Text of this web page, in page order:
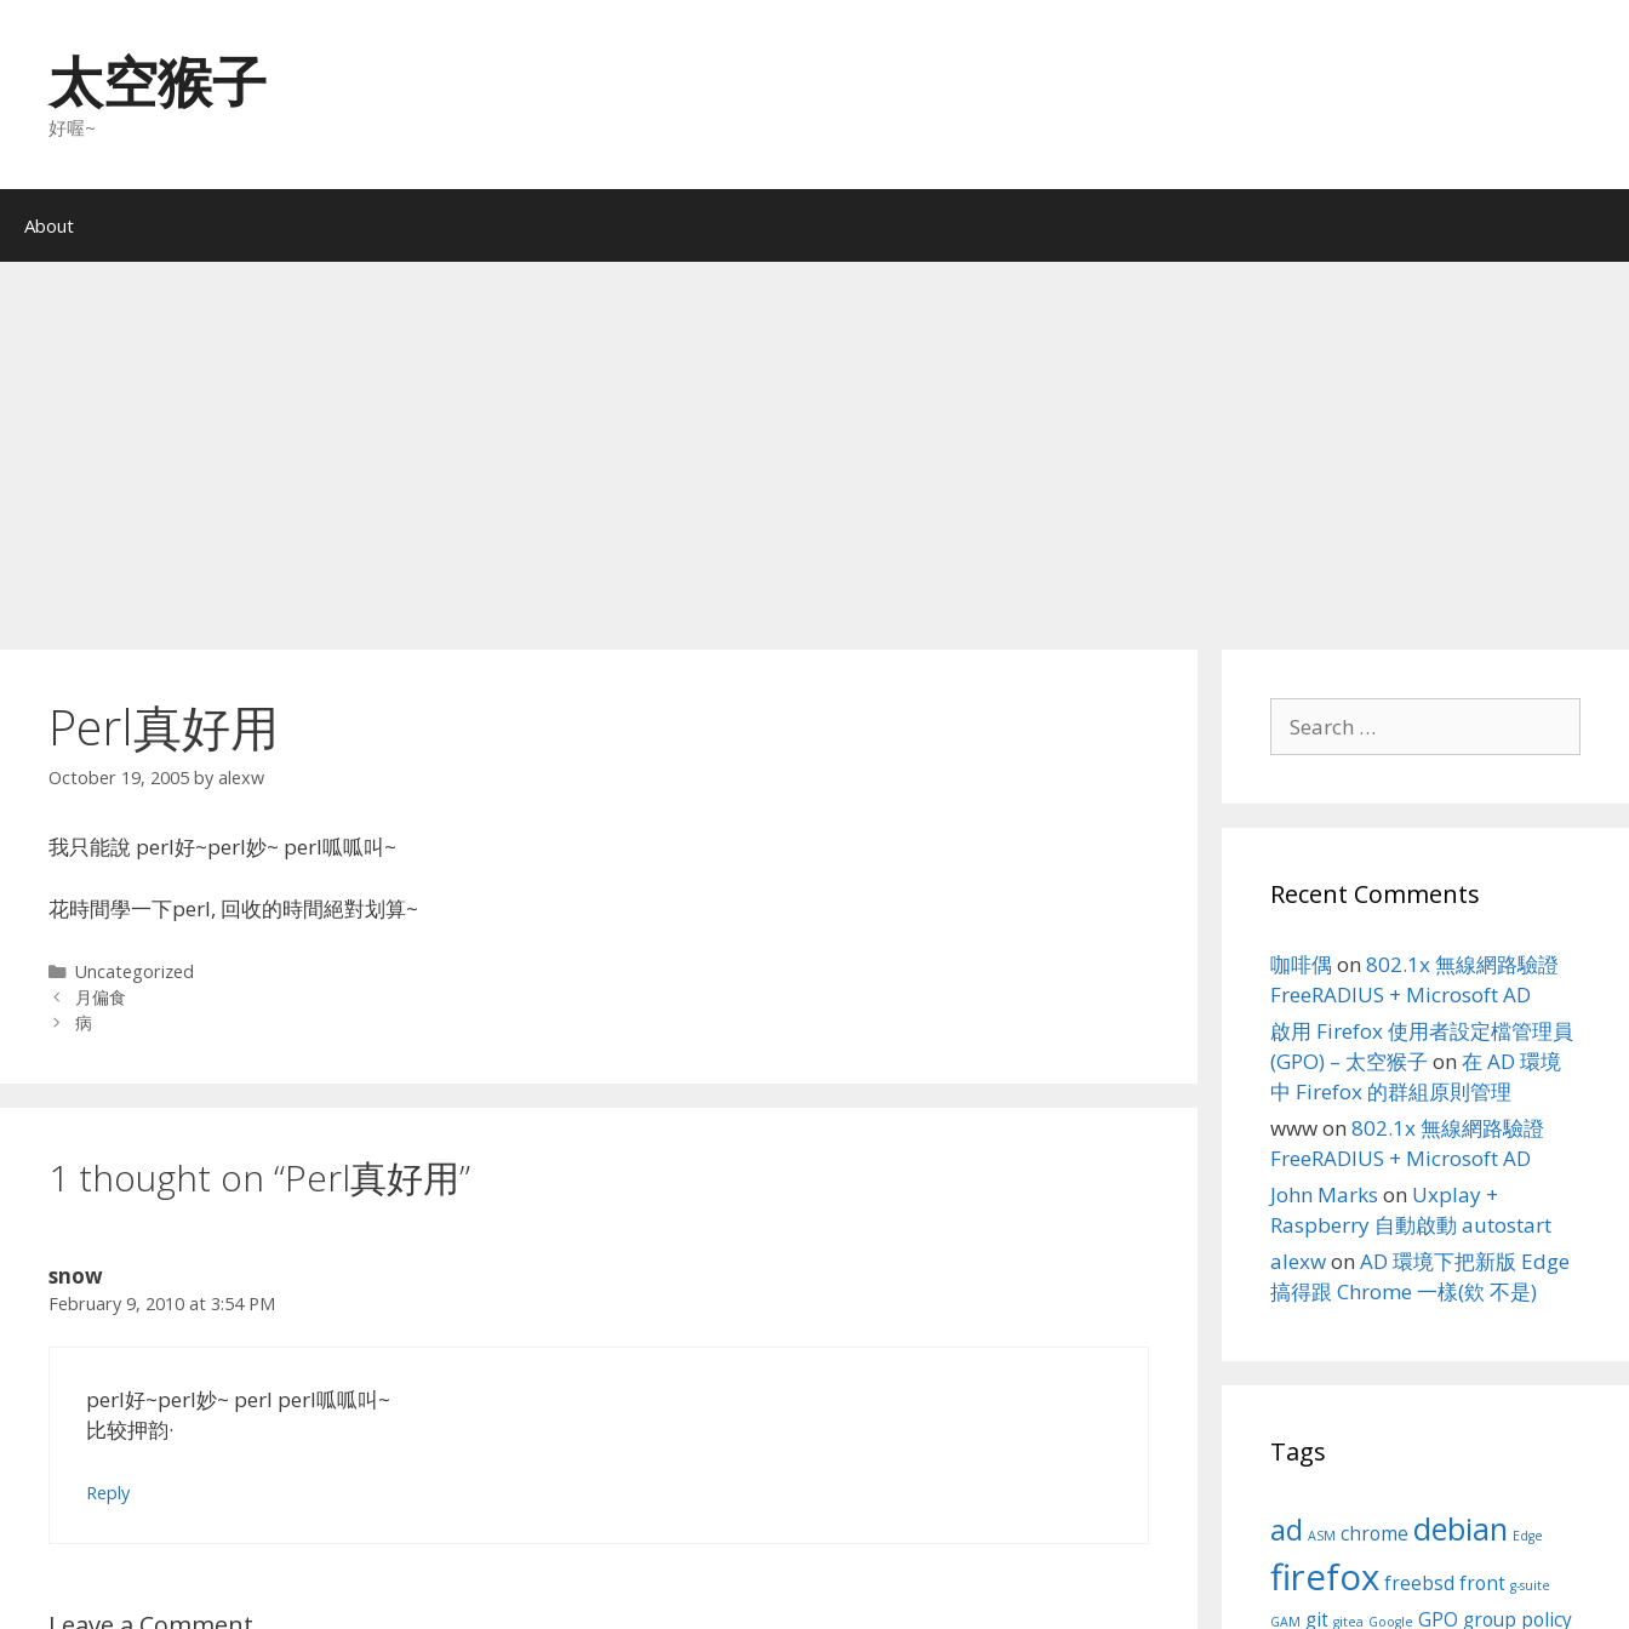
content太空猴子
好喔~
About
Perl真好用
October 19, 2005 by alexw
我只能說 perl好~perl妙~ perl呱呱叫~
花時間學一下perl, 回收的時間絕對划算~
Categories
Uncategorized
月偏食
病
1 thought on “Perl真好用”
snow
February 9, 2010 at 3:54 PM
perl好~perl妙~ perl perl呱呱叫~
比较押韵·
Reply
for:
Recent Comments
咖啡偶 on 802.1x 無線網路驗證
FreeRADIUS + Microsoft AD
啟用 Firefox 使用者設定檔管理員
(GPO) – 太空猴子 on 在 AD 環境
中 Firefox 的群組原則管理
wwwon 802.1x 無線網路驗證
FreeRADIUS + Microsoft AD
John Marks on Uxplay +
Raspberry 自動啟動 autostart
alexwon AD 環境下把新版 Edge
搞得跟 Chrome 一樣(欸 不是)
Tags
ad ASM chrome debian Edge
firefoxfreebsd front g-suite
GAM git gitea Google GPO group policy